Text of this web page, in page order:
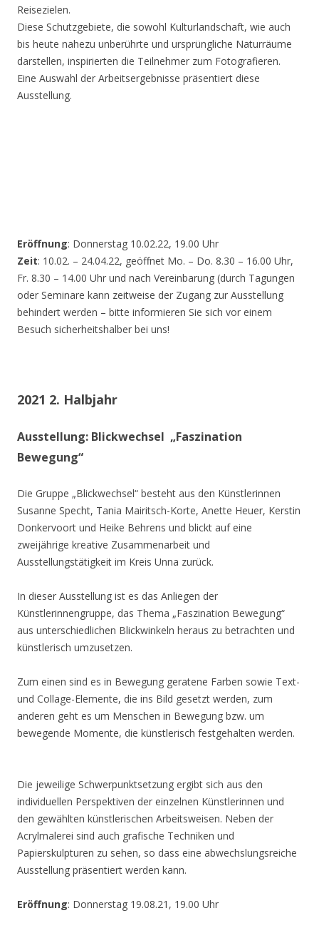
Reisezielen.
Diese Schutzgebiete, die sowohl Kulturlandschaft, wie auch
bis heute nahezu unberührte und ursprüngliche Naturräume
darstellen, inspirierten die Teilnehmer zum Fotografieren.
Eine Auswahl der Arbeitsergebnisse präsentiert diese
Ausstellung.
Eröffnung: Donnerstag 10.02.22, 19.00 Uhr
Zeit: 10.02. – 24.04.22, geöffnet Mo. – Do. 8.30 – 16.00 Uhr,
Fr. 8.30 – 14.00 Uhr und nach Vereinbarung (durch Tagungen
oder Seminare kann zeitweise der Zugang zur Ausstellung
behindert werden – bitte informieren Sie sich vor einem
Besuch sicherheitshalber bei uns!
2021 2. Halbjahr
Ausstellung: Blickwechsel „Faszination
Bewegung“
Die Gruppe „Blickwechsel“ besteht aus den Künstlerinnen
Susanne Specht, Tania Mairitsch-Korte, Anette Heuer, Kerstin
Donkervoort und Heike Behrens und blickt auf eine
zweijährige kreative Zusammenarbeit und
Ausstellungstätigkeit im Kreis Unna zurück.
In dieser Ausstellung ist es das Anliegen der
Künstlerinnengruppe, das Thema „Faszination Bewegung“
aus unterschiedlichen Blickwinkeln heraus zu betrachten und
künstlerisch umzusetzen.
Zum einen sind es in Bewegung geratene Farben sowie Text-
und Collage-Elemente, die ins Bild gesetzt werden, zum
anderen geht es um Menschen in Bewegung bzw. um
bewegende Momente, die künstlerisch festgehalten werden.
Die jeweilige Schwerpunktsetzung ergibt sich aus den
individuellen Perspektiven der einzelnen Künstlerinnen und
den gewählten künstlerischen Arbeitsweisen. Neben der
Acrylmalerei sind auch grafische Techniken und
Papierskulpturen zu sehen, so dass eine abwechslungsreiche
Ausstellung präsentiert werden kann.
Eröffnung: Donnerstag 19.08.21, 19.00 Uhr